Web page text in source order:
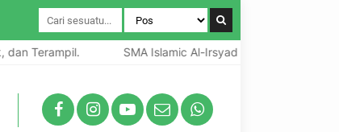
Terampil. SMA Islamic Al-Irsyad Boarding School